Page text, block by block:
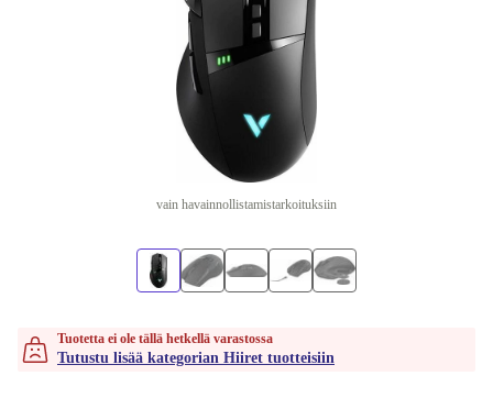
vain havainnollistamistarkoituksiin
Tuotetta ei ole tällä hetkellä varastossa
Tutustu lisää kategorian Hiiret tuotteisiin